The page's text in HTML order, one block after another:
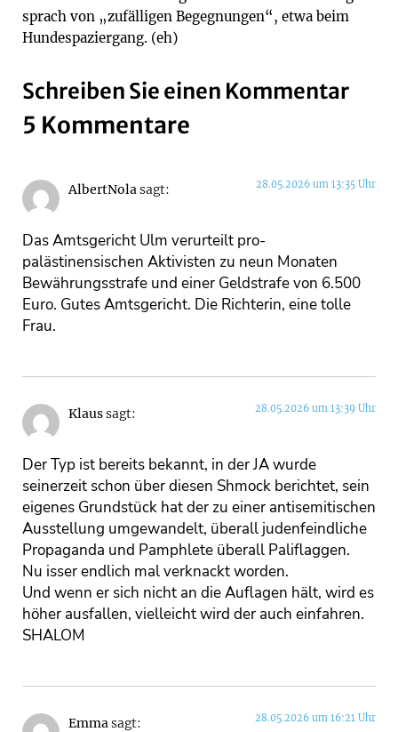
sprach von „zufälligen Begegnungen“, etwa beim
Hundespaziergang. (eh)
Schreiben Sie einen Kommentar
5 Kommentare
AlbertNolasagt: 28.05.2026 um 13:35 Uhr
Das Amtsgericht Ulm verurteilt pro-
palästinensischen Aktivisten zu neun Monaten
Bewährungsstrafe und einer Geldstrafe von 6.500
Euro. Gutes Amtsgericht. Die Richterin, eine tolle
Frau.
Klaussagt: 28.05.2026 um 13:39 Uhr
Der Typ ist bereits bekannt, in der JA wurde
seinerzeit schon über diesen Shmock berichtet, sein
eigenes Grundstück hat der zu einer antisemitischen
Ausstellung umgewandelt, überall judenfeindliche
Propaganda und Pamphlete überall Paliflaggen.
Nu isser endlich mal verknackt worden.
Und wenn er sich nicht an die Auflagen hält, wird es
höher ausfallen, vielleicht wird der auch einfahren.
SHALOM
Emmasagt: 28.05.2026 um 16:21 Uhr